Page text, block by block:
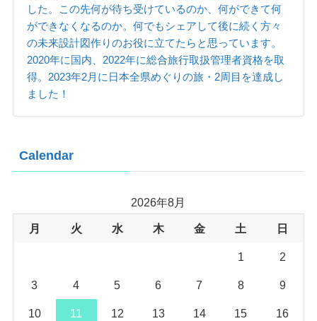
した。この先何が待ち受けているのか、何ができて何
ができなくなるのか。何でもシェアして後に続く方々
の未来設計図作りのお役に立てたらと思っています。
2020年に国内、2022年に総合旅行取扱管理者資格を取
得。2023年2月に日本全県めぐりの旅・2周目を達成し
ました！
Calendar
2026年8月
月 火 水 木 金 土 日
1 2
3 4 5 6 7 8 9
10 11 12 13 14 15 16